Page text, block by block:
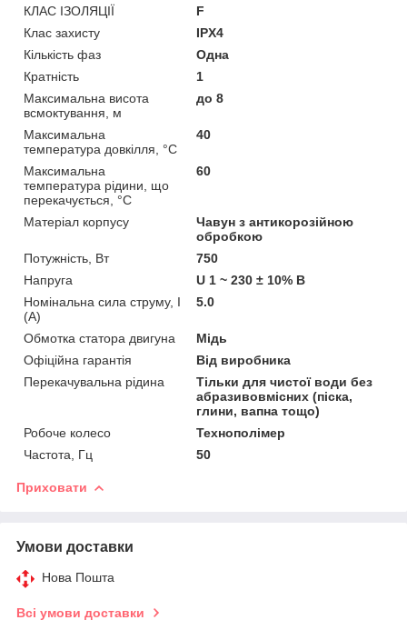
КЛАС ІЗОЛЯЦІЇ
F
Клас захисту
IPX4
Кількість фаз
Одна
Кратність
1
Максимальна висота
всмоктування, м
до 8
Максимальна
температура довкілля, °C
40
Максимальна
температура рідини, що
перекачується, °C
60
Матеріал корпусу
Чавун з антикорозійною
обробкою
Потужність, Вт
750
Напруга
U 1 ~ 230 ± 10% В
Номінальна сила струму, I
(А)
5.0
Обмотка статора двигуна
Мідь
Офіційна гарантія
Від виробника
Перекачувальна рідина
Тільки для чистої води без
абразивовмісних (піска,
глини, вапна тощо)
Робоче колесо
Технополімер
Частота, Гц
50
Приховати
Умови доставки
Нова Пошта
Всі умови доставки